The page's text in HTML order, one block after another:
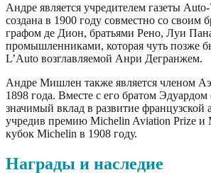
Андре является учредителем газеты
создана в 1900 году совместно со своим
графом де Дион, братьями Рено, Луи
промышленниками, которая чуть позже
L’Auto возглавляемой Анри Дегранжем.
Андре Мишлен также является членом
1898 года. Вместе с его братом
значимый вклад в развитие французской
учредив премию Michelin Aviation Prize
кубок Michelin в 1908 году.
Награды и наследие